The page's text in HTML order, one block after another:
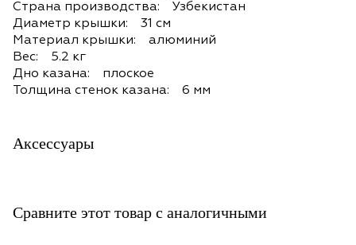
Страна производства: Узбекистан
Диаметр крышки: 31 см
Материал крышки: алюминий
Вес: 5.2 кг
Дно казана: плоское
Толщина стенок казана: 6 мм
Аксессуары
Сравните этот товар с аналогичными